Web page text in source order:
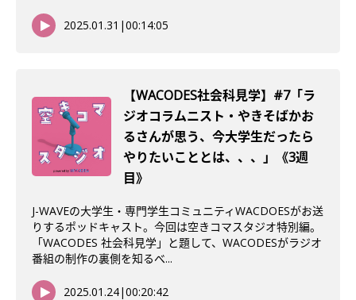
2025.01.31 |00:14:05
【WACODES社会科見学】#7「ラ
ジオコラムニスト・やきそばかお
るさんが思う、今大学生だったら
やりたいこととは、、、」《3週
目》
J-WAVEの大学生・専門学生コミュニティWACDOESがお送
りするポッドキャスト。今回は空きコマスタジオ特別編。
「WACODES 社会科見学」と題して、WACODESがラジオ
番組の制作の裏側を知るべ...
2025.01.24|00:20:42